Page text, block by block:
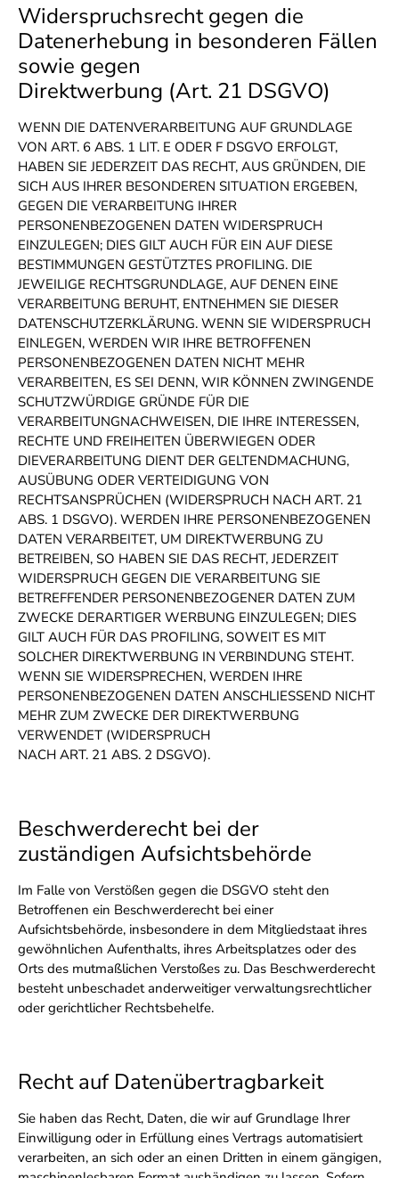
Widerspruchsrecht gegen die
Datenerhebung in besonderen Fällen
sowie gegen
Direktwerbung (Art. 21 DSGVO)
WENN DIE DATENVERARBEITUNG AUF GRUNDLAGE
VON ART. 6 ABS. 1 LIT. E ODER F DSGVO ERFOLGT,
HABEN SIE JEDERZEIT DAS RECHT, AUS GRÜNDEN, DIE
SICH AUS IHRER BESONDEREN SITUATION ERGEBEN,
GEGEN DIE VERARBEITUNG IHRER
PERSONENBEZOGENEN DATEN WIDERSPRUCH
EINZULEGEN; DIES GILT AUCH FÜR EIN AUF DIESE
BESTIMMUNGEN GESTÜTZTES PROFILING. DIE
JEWEILIGE RECHTSGRUNDLAGE, AUF DENEN EINE
VERARBEITUNG BERUHT, ENTNEHMEN SIE DIESER
DATENSCHUTZERKLÄRUNG. WENN SIE WIDERSPRUCH
EINLEGEN, WERDEN WIR IHRE BETROFFENEN
PERSONENBEZOGENEN DATEN NICHT MEHR
VERARBEITEN, ES SEI DENN, WIR KÖNNEN ZWINGENDE
SCHUTZWÜRDIGE GRÜNDE FÜR DIE
VERARBEITUNGNACHWEISEN, DIE IHRE INTERESSEN,
RECHTE UND FREIHEITEN ÜBERWIEGEN ODER
DIEVERARBEITUNG DIENT DER GELTENDMACHUNG,
AUSÜBUNG ODER VERTEIDIGUNG VON
RECHTSANSPRÜCHEN (WIDERSPRUCH NACH ART. 21
ABS. 1 DSGVO). WERDEN IHRE PERSONENBEZOGENEN
DATEN VERARBEITET, UM DIREKTWERBUNG ZU
BETREIBEN, SO HABEN SIE DAS RECHT, JEDERZEIT
WIDERSPRUCH GEGEN DIE VERARBEITUNG SIE
BETREFFENDER PERSONENBEZOGENER DATEN ZUM
ZWECKE DERARTIGER WERBUNG EINZULEGEN; DIES
GILT AUCH FÜR DAS PROFILING, SOWEIT ES MIT
SOLCHER DIREKTWERBUNG IN VERBINDUNG STEHT.
WENN SIE WIDERSPRECHEN, WERDEN IHRE
PERSONENBEZOGENEN DATEN ANSCHLIESSEND NICHT
MEHR ZUM ZWECKE DER DIREKTWERBUNG
VERWENDET (WIDERSPRUCH
NACH ART. 21 ABS. 2 DSGVO).
Beschwerderecht bei der
zuständigen Aufsichtsbehörde
Im Falle von Verstößen gegen die DSGVO steht den
Betroffenen ein Beschwerderecht bei einer
Aufsichtsbehörde, insbesondere in dem Mitgliedstaat ihres
gewöhnlichen Aufenthalts, ihres Arbeitsplatzes oder des
Orts des mutmaßlichen Verstoßes zu. Das Beschwerderecht
besteht unbeschadet anderweitiger verwaltungsrechtlicher
oder gerichtlicher Rechtsbehelfe.
Recht auf Datenübertragbarkeit
Sie haben das Recht, Daten, die wir auf Grundlage Ihrer
Einwilligung oder in Erfüllung eines Vertrags automatisiert
verarbeiten, an sich oder an einen Dritten in einem gängigen,